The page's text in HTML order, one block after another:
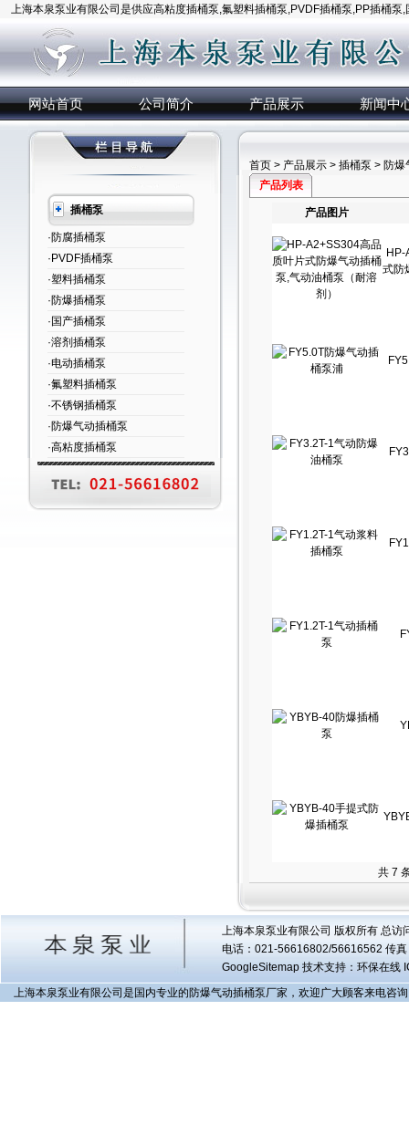
上海本泉泵业有限公司是供应高粘度插桶泵,氟塑料插桶泵,PVDF插桶泵,PP插桶泵
网站首页 公司简介 产品展示 新闻中
插桶泵
·防腐插桶泵
·PVDF插桶泵
·塑料插桶泵
·防爆插桶泵
·国产插桶泵
·溶剂插桶泵
·电动插桶泵
·氟塑料插桶泵
·不锈钢插桶泵
·防爆气动插桶泵
·高粘度插桶泵
首页 > 产品展示 > 插桶泵 > 防爆
产品列表
产品图片
HP-
式防
共 7
上海本泉泵业有限公司 版权所有 总访
电话：021-56616802/56616562 传
GoogleSitemap技术支持：环保在线
上海本泉泵业有限公司是国内专业的防爆气动插桶泵厂家，欢迎广大顾客来电咨